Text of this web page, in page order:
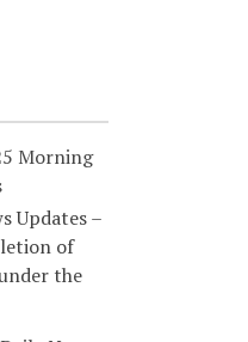
Morning
Updates –
of
the